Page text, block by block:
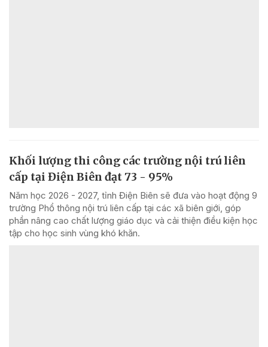
Khối lượng thi công các trường nội trú liên
cấp tại Điện Biên đạt 73 - 95%
Năm học 2026 - 2027, tỉnh Điện Biên sẽ đưa vào hoạt động 9
trường Phổ thông nội trú liên cấp tại các xã biên giới, góp
phần nâng cao chất lượng giáo dục và cải thiện điều kiện học
tập cho học sinh vùng khó khăn.